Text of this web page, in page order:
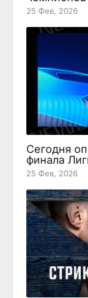
25 Фев, 2026
Сегодня
финала
25 Фев, 2026